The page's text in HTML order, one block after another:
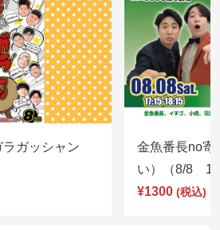
ガッシャン
金魚番長no寄
い）（8/8
¥1300 (税込)